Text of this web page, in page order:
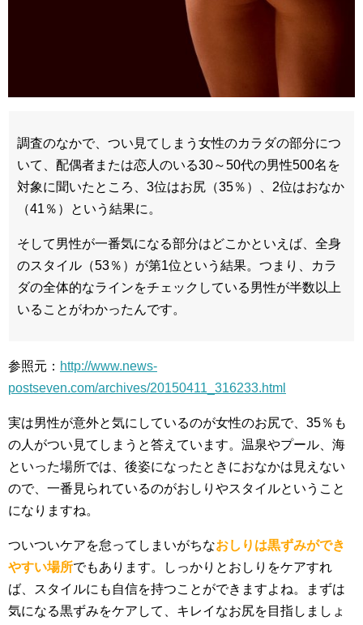
調査のなかで、つい見てしまう女性のカラダの部分につ
いて、配偶者または恋人のいる30～50代の男性500名を
対象に聞いたところ、3位はお尻（35％）、2位はおなか
（41％）という結果に。
そして男性が一番気になる部分はどこかといえば、全身
のスタイル（53％）が第1位という結果。つまり、カラ
ダの全体的なラインをチェックしている男性が半数以上
いることがわかったんです。
参照元： http://www.news-
postseven.com/archives/20150411_316233.html
実は男性が意外と気にしているのが女性のお尻で、35％も
の人がつい見てしまうと答えています。温泉やプール、海
といった場所では、後姿になったときにおなかは見えない
ので、一番見られているのがおしりやスタイルということ
になりますね。
ついついケアを怠ってしまいがちなおしりは黒ずみができ
やすい場所でもあります。しっかりとおしりをケアすれ
ば、スタイルにも自信を持つことができますよね。まずは
気になる黒ずみをケアして、キレイなお尻を目指しましょ